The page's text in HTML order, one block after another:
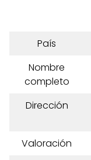
País
Nombre
completo
Dirección
Valoración